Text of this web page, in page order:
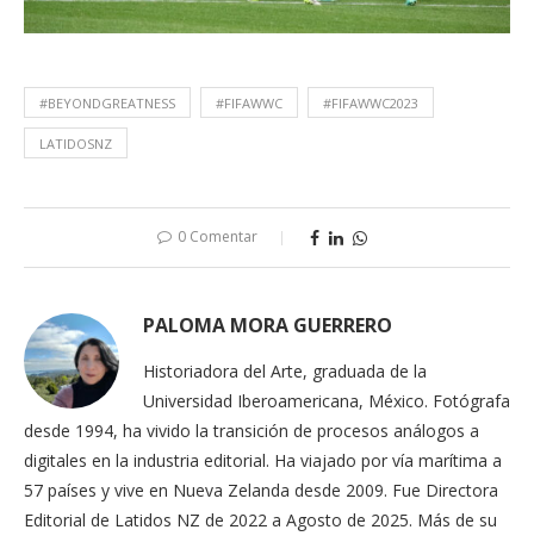
#BEYONDGREATNESS #FIFAWWC #FIFAWWC2023
LATIDOSNZ
0 Comentar
PALOMA MORA GUERRERO
Historiadora del Arte, graduada de la
Universidad Iberoamericana, México. Fotógrafa
desde 1994, ha vivido la transición de procesos análogos a
digitales en la industria editorial. Ha viajado por vía marítima a
57 países y vive en Nueva Zelanda desde 2009. Fue Directora
Editorial de Latidos NZ de 2022 a Agosto de 2025. Más de su